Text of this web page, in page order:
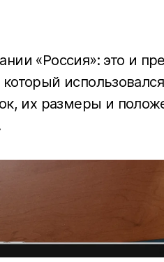
«Россия»: это и
их размеры и